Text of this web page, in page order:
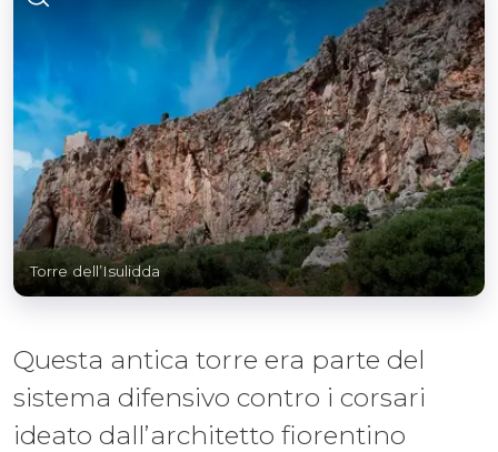
Torre dell’Isulidda
Questa antica torre era parte del
sistema difensivo contro i corsari
ideato dall’architetto fiorentino